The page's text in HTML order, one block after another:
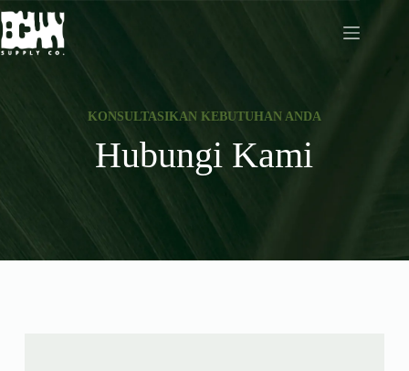
KONSULTASIKAN KEBUTUHAN ANDA
Hubungi Kami